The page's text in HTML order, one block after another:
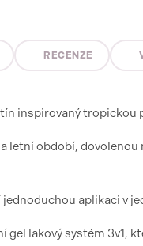
RECENZE
inspirovaný
letní období,
jednoduchou aplikaci v
gel lakový systém 3v1,